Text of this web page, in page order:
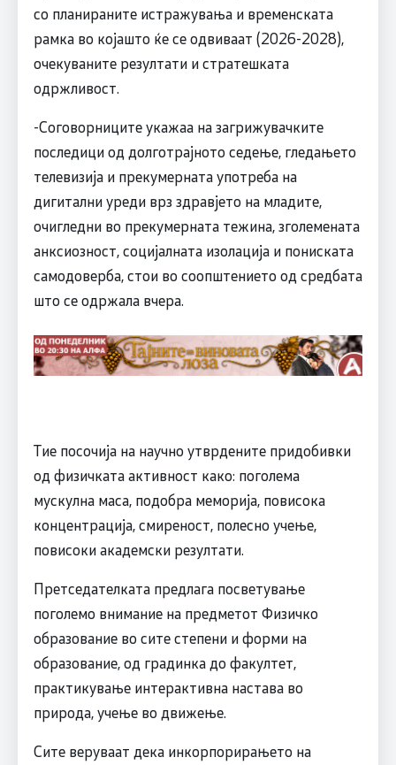
со планираните истражувања и временската
рамка во којашто ќе се одвиваат (2026-2028),
очекуваните резултати и стратешката
одржливост.
-Соговорниците укажаа на загрижувачките
последици од долготрајното седење, гледањето
телевизија и прекумерната употреба на
дигитални уреди врз здравјето на младите,
очигледни во прекумерната тежина, зголемената
анксиозност, социјалната изолација и пониската
самодоверба, стои во соопштението од средбата
што се одржала вчера.
Тие посочија на научно утврдените придобивки
од физичката активност како: поголема
мускулна маса, подобра меморија, повисока
концентрација, смиреност, полесно учење,
повисоки академски резултати.
Претседателката предлага посветување
поголемо внимание на предметот Физичко
образование во сите степени и форми на
образование, од градинка до факултет,
практикување интерактивна настава во
природа, учење во движење.
Сите веруваат дека инкорпорирањето на